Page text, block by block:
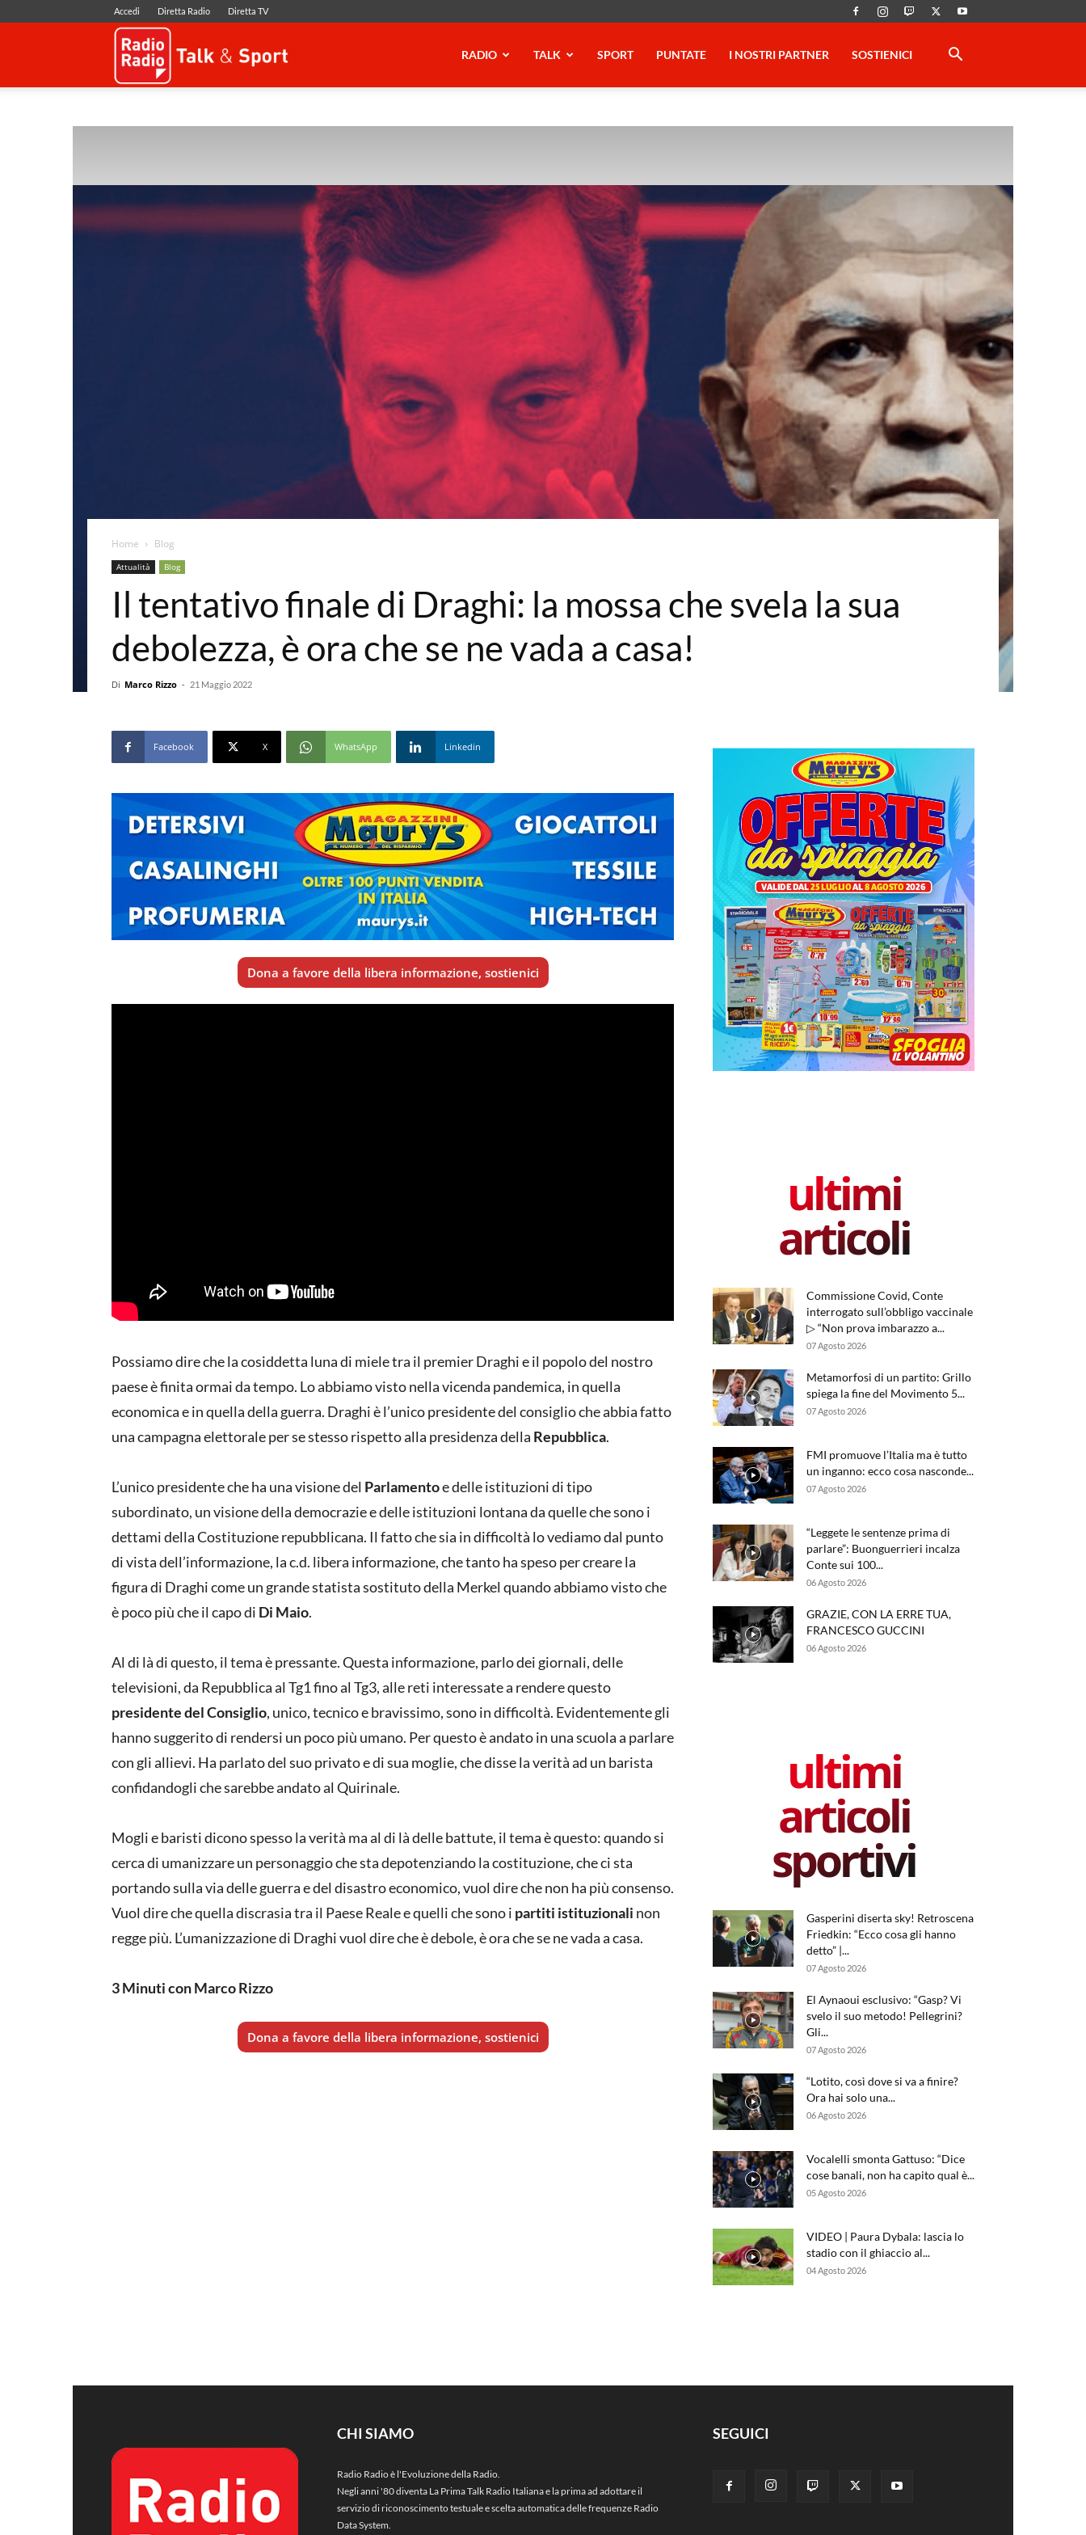
Accedi Diretta Radio Diretta TV
RADIO TALK SPORT PUNTATE I NOSTRI PARTNER SOSTIENICI
Home Blog
Attualità Blog
Il tentativo finale di Draghi: la mossa che svela la sua
debolezza, è ora che se ne vada a casa!
Di Marco Rizzo - 21 Maggio 2022
Facebook X WhatsApp Linkedin
Dona a favore della libera informazione, sostienici
Possiamo dire che la cosiddetta luna di miele tra il premier Draghi e il popolo del nostro
paese è finita ormai da tempo. Lo abbiamo visto nella vicenda pandemica, in quella
economica e in quella della guerra. Draghi è l’unico presidente del consiglio che abbia fatto
una campagna elettorale per se stesso rispetto alla presidenza della Repubblica.
L’unico presidente che ha una visione del Parlamentoe delle istituzioni di tipo
subordinato, un visione della democrazie e delle istituzioni lontana da quelle che sono i
dettami della Costituzione repubblicana. Il fatto che sia in difficoltà lo vediamo dal punto
di vista dell’informazione, la c.d. libera informazione, che tanto ha speso per creare la
figura di Draghi come un grande statista sostituto della Merkel quando abbiamo visto che
è poco più che il capo di Di Maio.
Al di là di questo, il tema è pressante. Questa informazione, parlo dei giornali, delle
televisioni, da Repubblica al Tg1 fino al Tg3, alle reti interessate a rendere questo
presidente del Consiglio, unico, tecnico e bravissimo, sono in difficoltà. Evidentemente gli
hanno suggerito di rendersi un poco più umano. Per questo è andato in una scuola a parlare
con gli allievi. Ha parlato del suo privato e di sua moglie, che disse la verità ad un barista
confidandogli che sarebbe andato al Quirinale.
Mogli e baristi dicono spesso la verità ma al di là delle battute, il tema è questo: quando si
cerca di umanizzare un personaggio che sta depotenziando la costituzione, che ci sta
portando sulla via delle guerra e del disastro economico, vuol dire che non ha più consenso.
Vuol dire che quella discrasia tra il Paese Reale e quelli che sono i partiti istituzionali non
regge più. L’umanizzazione di Draghi vuol dire che è debole, è ora che se ne vada a casa.
3 Minuti con Marco Rizzo
Dona a favore della libera informazione, sostienici
ultimi
articoli
Commissione Covid, Conte
interrogato sull’obbligo vaccinale
▷ “Non prova imbarazzo a...
07 Agosto 2026
Metamorfosi di un partito: Grillo
spiega la fine del Movimento 5...
07 Agosto 2026
FMI promuove l’Italia ma è tutto
un inganno: ecco cosa nasconde...
07 Agosto 2026
“Leggete le sentenze prima di
parlare”: Buonguerrieri incalza
Conte sui 100...
06 Agosto 2026
GRAZIE, CON LA ERRE TUA,
FRANCESCO GUCCINI
06 Agosto 2026
ultimi
articoli
sportivi
Gasperini diserta sky! Retroscena
Friedkin: “Ecco cosa gli hanno
detto” |...
07 Agosto 2026
El Aynaoui esclusivo: “Gasp? Vi
svelo il suo metodo! Pellegrini?
Gli...
07 Agosto 2026
“Lotito, così dove si va a finire?
Ora hai solo una...
06 Agosto 2026
Vocalelli smonta Gattuso: “Dice
cose banali, non ha capito qual è...
05 Agosto 2026
VIDEO | Paura Dybala: lascia lo
stadio con il ghiaccio al...
04 Agosto 2026
CHI SIAMO
Radio Radio è l'Evoluzione della Radio.
Negli anni '80 diventa La Prima Talk Radio Italiana e la prima ad adottare il
servizio di riconoscimento testuale e scelta automatica delle frequenze Radio
Data System.
SEGUICI